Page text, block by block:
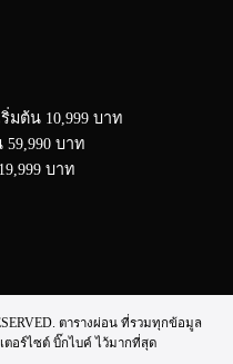
ริ่มต้น 10,999 บาท
59,990 บาท
บาท
ตารางผ่อน ที่รวมทุกข้อมูล
ตอร์ไซต์ บิ๊กไบค์ ไว้มากที่สุด